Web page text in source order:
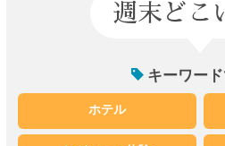
週末どこ
キーワー
ホテル